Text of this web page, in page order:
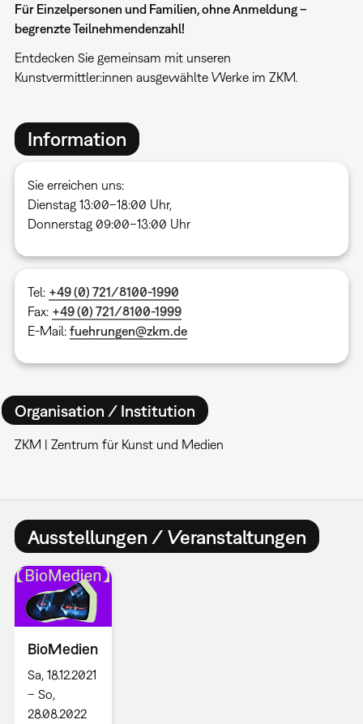
Für Einzelpersonen und Familien, ohne Anmeldung –
begrenzte Teilnehmendenzahl!
Entdecken Sie gemeinsam mit unseren
Kunstvermittler:innen ausgewählte Werke im ZKM.
Information
Sie erreichen uns:
Dienstag 13:00–18:00 Uhr,
Donnerstag 09:00–13:00 Uhr
Tel: +49 (0) 721/8100-1990
Fax: +49 (0) 721/8100-1999
E-Mail: fuehrungen@zkm.de
Organisation / Institution
ZKM | Zentrum für Kunst und Medien
Ausstellungen / Veranstaltungen
BioMedien
Sa, 18.12.2021
– So,
28.08.2022